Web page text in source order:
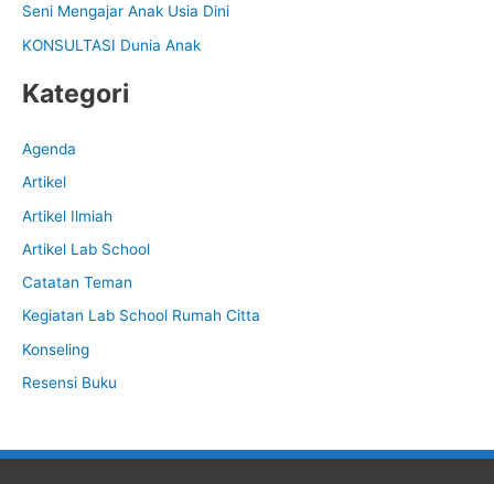
r
:
Seni Mengajar Anak Usia Dini
KONSULTASI Dunia Anak
Kategori
Agenda
Artikel
Artikel Ilmiah
Artikel Lab School
Catatan Teman
Kegiatan Lab School Rumah Citta
Konseling
Resensi Buku